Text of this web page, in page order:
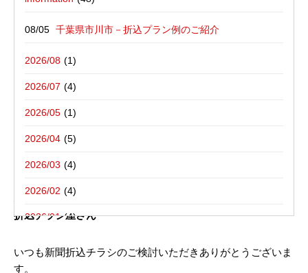
折込広告配布プラン
千葉県市川市－折込プラン例のご紹介
千葉県松戸市－折込プラン例のご紹介
愛媛県松山市－折込プラン例のご紹介
栃木県宇都宮市－折込プラン例のご紹介
東京都八王子市－折込プラン例のご紹介
バックナンバー
2026/08
2026/07
2026/05
2026/04
2026/03
2026/02
2026/01
2025/10
デザイン・チラシ・印刷・折込配布を
一括でお受けする折込チラシ屋さんブ
埼玉県久喜市 新聞折込チラシ配布プラン｜新聞折込広告の
折込チラシ屋さん
いつも新聞折込チラシのご検討いただきありがとうございま
す。